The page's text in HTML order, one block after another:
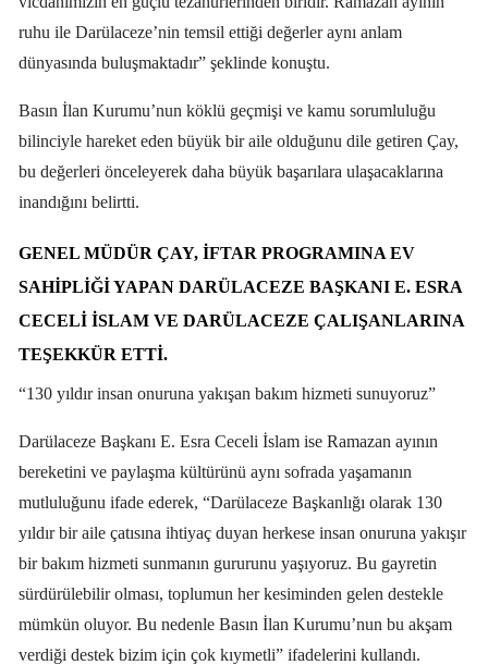
ruhu ile Darülaceze’nin temsil ettiği değerler aynı anlam
dünyasında buluşmaktadır” şeklinde konuştu.
Basın İlan Kurumu’nun köklü geçmişi ve kamu sorumluluğu
bilinciyle hareket eden büyük bir aile olduğunu dile getiren Çay,
bu değerleri önceleyerek daha büyük başarılara ulaşacaklarına
inandığını belirtti.
GENEL MÜDÜR ÇAY, IFTAR PROGRAMINA EV
SAHIPLIĞI YAPAN DARÜLACEZE BAŞKANI E. ESRA
CECELI İSLAM VE DARÜLACEZE ÇALIŞANLARINA
TEŞEKKÜR ETTI.
“130 yıldır insan onuruna yakışan bakım hizmeti sunuyoruz”
Darülaceze Başkanı E. Esra Ceceli İslam ise Ramazan ayının
bereketini ve paylaşma kültürünü aynı sofrada yaşamanın
mutluluğunu ifade ederek, “Darülaceze Başkanlığı olarak 130
yıldır bir aile çatısına ihtiyaç duyan herkese insan onuruna yakışır
bir bakım hizmeti sunmanın gururunu yaşıyoruz. Bu gayretin
sürdürülebilir olması, toplumun her kesiminden gelen destekle
mümkün oluyor. Bu nedenle Basın İlan Kurumu’nun bu akşam
verdiği destek bizim için çok kıymetli” ifadelerini kullandı.